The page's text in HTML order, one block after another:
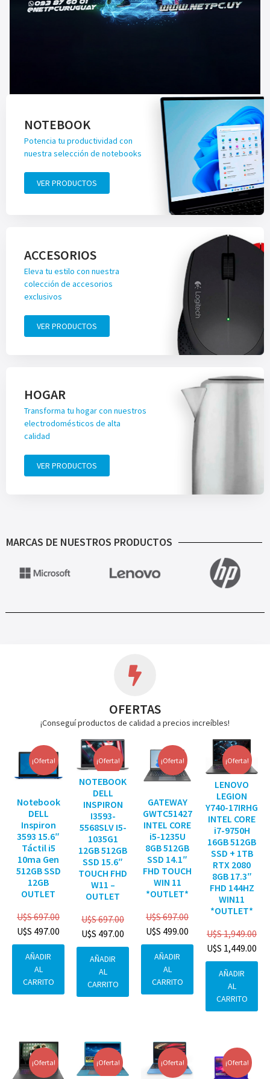
NOTEBOOK
Potencia tu productividad con
nuestra selección de notebooks
VER PRODUCTOS
ACCESORIOS
Eleva tu estilo con nuestra
colección de accesorios
exclusivos
VER PRODUCTOS
HOGAR
Transforma tu hogar con nuestros
electrodomésticos de alta
calidad
VER PRODUCTOS
MARCAS DE NUESTROS PRODUCTOS
OFERTAS
¡Conseguí productos de calidad a precios increíbles!
¡Oferta!
Notebook
DELL
Inspiron
3593 15.6″
Táctil i5
10ma Gen
512GB SSD
12GB
OUTLET
U$S697.00
U$S 497.00
AÑADIR
AL
CARRITO
¡Oferta!
NOTEBOOK
DELL
INSPIRON
I3593-
5568SLV I5-
1035G1
12GB 512GB
SSD 15.6″
TOUCH FHD
W11 –
OUTLET
U$S697.00
U$S 497.00
AÑADIR
AL
CARRITO
¡Oferta!
GATEWAY
GWTC51427
INTEL CORE
i5-1235U
8GB 512GB
SSD 14.1″
FHD TOUCH
WIN 11
*OUTLET*
U$S697.00
U$S 499.00
AÑADIR
AL
CARRITO
¡Oferta!
LENOVO
LEGION
Y740-17IRHG
INTEL CORE
i7-9750H
16GB 512GB
SSD + 1TB
RTX 2080
8GB 17.3″
FHD 144HZ
WIN11
*OUTLET*
U$S1,949.00
U$S 1,449.00
AÑADIR
AL
CARRITO
¡Oferta! ¡Oferta! ¡Oferta! ¡Oferta!